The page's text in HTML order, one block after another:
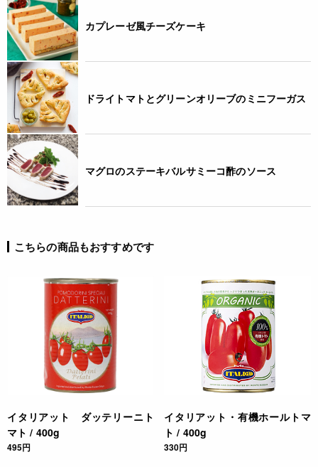
◆商品の在庫・販売状況について◆
・諸事情により、予告なく販売終了になる場合がございます。
予めご了承ください。
・当サイトに掲載されている商品は、ご購入可能な状態にあっ
ても必ずしも在庫を保証するものではありません。予めご了承
ください。
ご利用方法
使用方法:熱湯で約10分戻してお使いください。
＜ドライトマトのパスタの作り方(2人分)＞
材料:モンテベッロ ポモドリーニ・セッキ8～10枚、パスタ(ス
パゲッティやペンネなど)180g、ニンニク1片、オリーブオイ
ル、パセリ、バジル、塩・コショウ 適量
セリ、バジルはみじん切りにしておく。パスタを茹で始める。
②フライパンでオリーブオイルを熱しニンニクを加え、香りが
セリとバジルを加えて軽く混ぜる。
③茹でたパスタを加え、パスタのゆで汁、塩・コショウで味を
調えたら出来上がり。お好みでスライスしたグリーンオリー
ブ、アンチョビペーストなどを加えるといっそう美味しく召し
上がれます。
JANコード
4907853052285
カプレーゼ風チーズケーキ
ドライトマトとグリーンオリーブのミニフーガス
マグロのステーキバルサミーコ酢のソース
こちらの商品もおすすめです
イタリアット ダッテリーニト
マト / 400g
495円
イタリアット・有機ホールトマ
ト / 400g
330円